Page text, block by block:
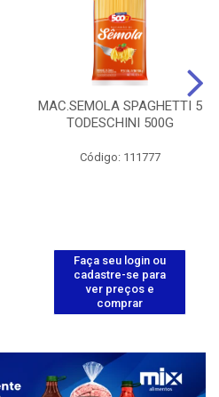
MAC.SEMOLA SPAGHETTI 5
TODESCHINI 500G
Código: 111777
Faça seu login ou
cadastre-se para
ver preços e
comprar